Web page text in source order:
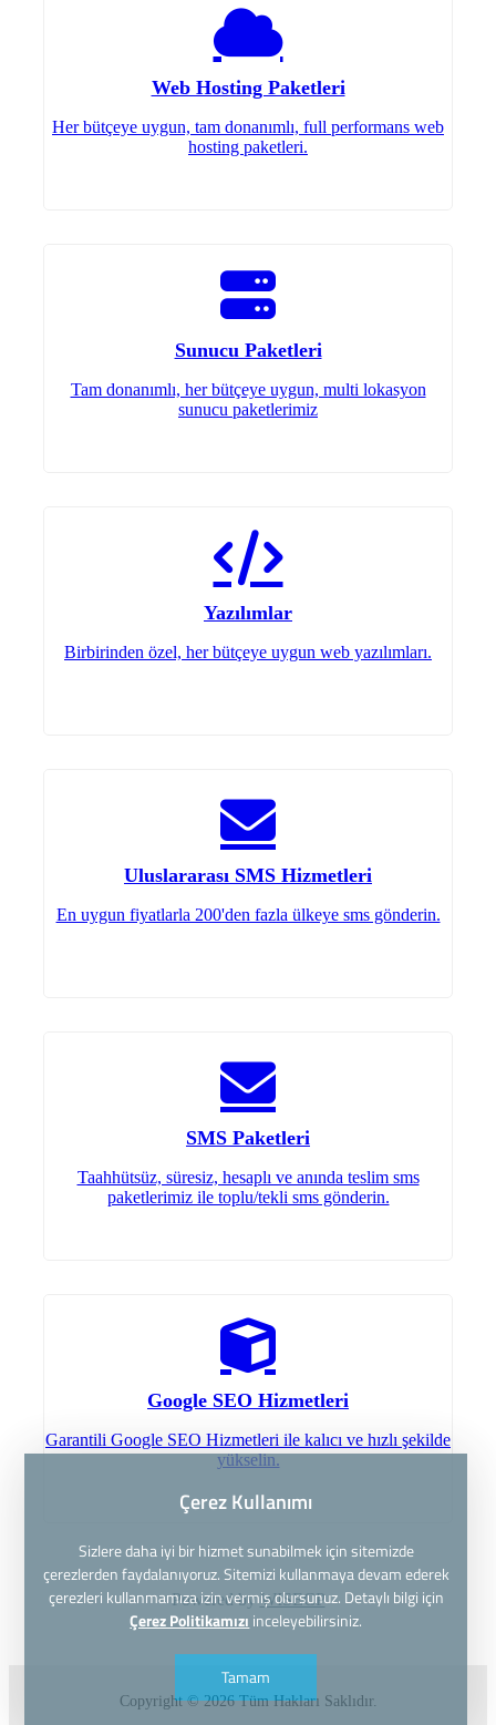
Web Hosting Paketleri
Her bütçeye uygun, tam donanımlı, full performans web
hosting paketleri.
Sunucu Paketleri
Tam donanımlı, her bütçeye uygun, multi lokasyon
sunucu paketlerimiz
Yazılımlar
Birbirinden özel, her bütçeye uygun web yazılımları.
Uluslararası SMS Hizmetleri
En uygun fiyatlarla 200'den fazla ülkeye sms gönderin.
SMS Paketleri
Taahhütsüz, süresiz, hesaplı ve anında teslim sms
paketlerimiz ile toplu/tekli sms gönderin.
Google SEO Hizmetleri
Garantili Google SEO Hizmetleri ile kalıcı ve hızlı şekilde
yükselin.
Powered byWISECP
Copyright © 2026 Tüm Hakları Saklıdır.
Çerez Kullanımı
Sizlere daha iyi bir hizmet sunabilmek için sitemizde
çerezlerden faydalanıyoruz. Sitemizi kullanmaya devam ederek
çerezleri kullanmamıza izin vermiş olursunuz. Detaylı bilgi için
Çerez Politikamızı inceleyebilirsiniz.
Tamam